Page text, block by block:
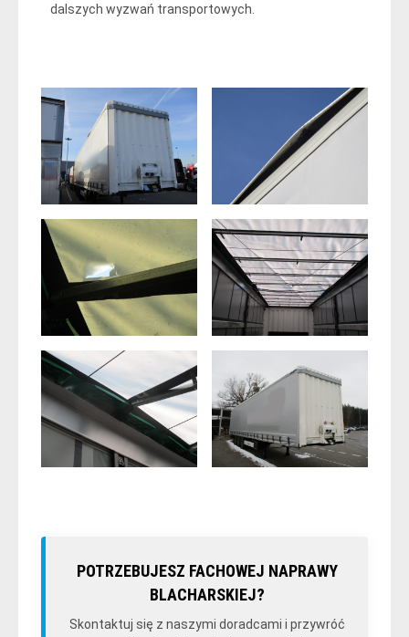
dalszych wyzwań transportowych.
POTRZEBUJESZ FACHOWEJ NAPRAWY
BLACHARSKIEJ?
Skontaktuj się z naszymi doradcami i przywróć